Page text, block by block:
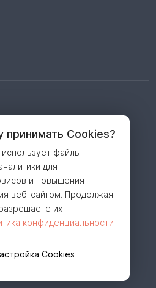
принимать Cookies?
файлы
для
и повышения
веб-сайтом. Продолжая
их
конфиденциальности
Cookies